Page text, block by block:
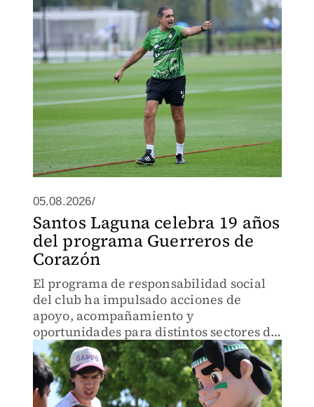
05.08.2026/
Santos Laguna celebra 19 años
del programa Guerreros de
Corazón
El programa de responsabilidad social
del club ha impulsado acciones de
apoyo, acompañamiento y
oportunidades para distintos sectores de
la sociedad desde 2007.